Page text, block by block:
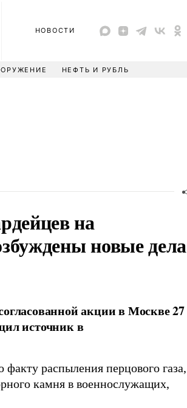
НОВОСТИ
НЕФТЬ И РУБЛЬ
на
новые дела
акции в Москве 27
источник в
распыления перцового газа,
камня в военнослужащих,